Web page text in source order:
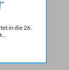
in die 26.